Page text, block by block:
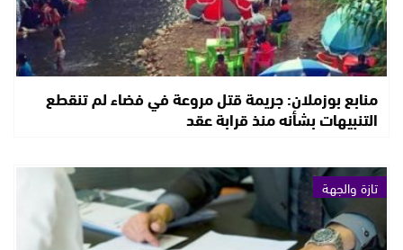
منابع بوزملان: جريمة قتل مروعة في فضاء لم تنقطع
التنبيهات بشأنه منذ قرابة عقد
تازة والجهة